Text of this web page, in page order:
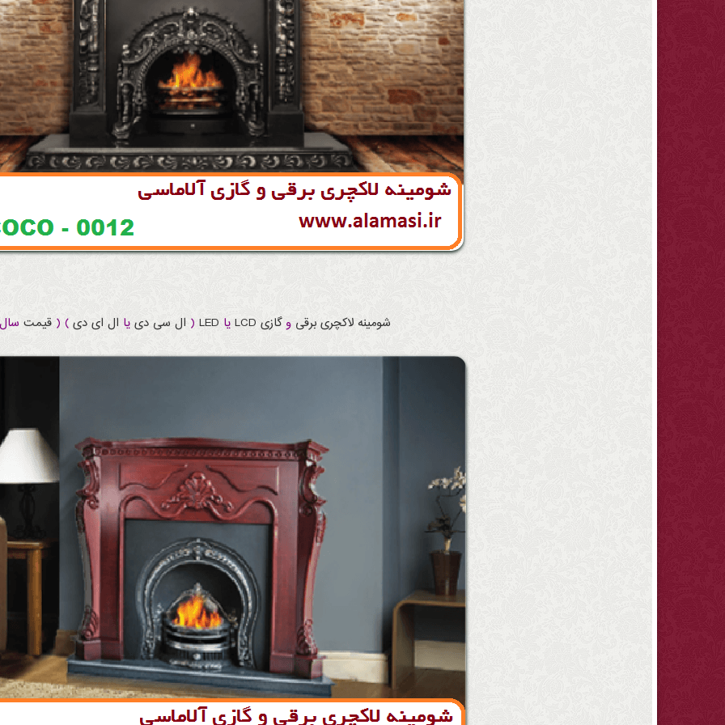
شومینه لاکچری برقی وگازی LCD یا LED
( ال سی دی یا ال ای دی ) ( قیمت سال